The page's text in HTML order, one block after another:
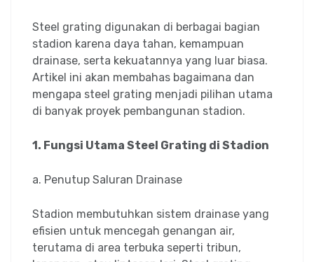
Steel grating digunakan di berbagai bagian
stadion karena daya tahan, kemampuan
drainase, serta kekuatannya yang luar biasa.
Artikel ini akan membahas bagaimana dan
mengapa steel grating menjadi pilihan utama
di banyak proyek pembangunan stadion.
1. Fungsi Utama Steel Grating di Stadion
a. Penutup Saluran Drainase
Stadion membutuhkan sistem drainase yang
efisien untuk mencegah genangan air,
terutama di area terbuka seperti tribun,